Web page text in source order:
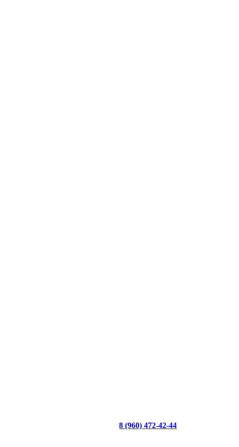
8 (960) 472-42-44